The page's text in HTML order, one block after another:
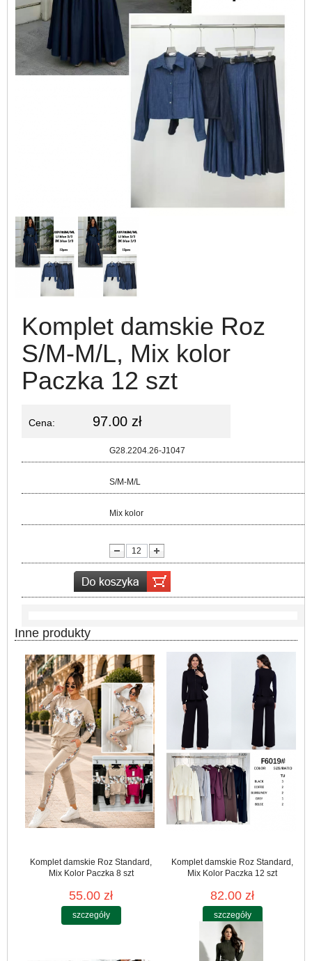
Komplet damskie Roz
S/M-M/L, Mix kolor
Paczka 12 szt
Cena: 97.00 zł
G28.2204.26-J1047
S/M-M/L
Mix kolor
Inne produkty
Komplet damskie Roz Standard,
Mix Kolor Paczka 8 szt
55.00 zł
szczegóły
Komplet damskie Roz Standard,
Mix Kolor Paczka 12 szt
82.00 zł
szczegóły